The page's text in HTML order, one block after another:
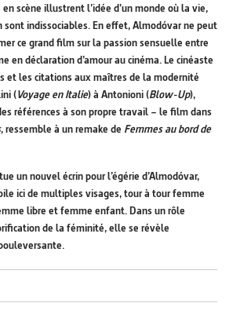
scène illustrent l’idée d’un monde où la vie,
indissociables. En effet,Almodóvar ne peut
ce grand film sur la passion sensuelle entre
en déclaration d’amour au cinéma. Le cinéaste
et les citations aux maîtres de la modernité
(Voyage en Italie) à Antonioni (Blow-Up),
références à son propre travail – le film dans
, ressemble à un remake de Femmes au bord de
un nouvel écrin pour l’égérie d’Almodóvar,
ici de multiples visages, tour à tour femme
libre et femme enfant. Dans un rôle
de la féminité, elle se révèle